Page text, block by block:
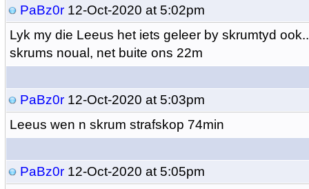
PaBz0r12-Oct-2020 at 5:02pm
Lyk my die Leeus het iets geleer by skrumtyd
skrums noual, net buite ons 22m
PaBz0r12-Oct-2020 at 5:03pm
Leeus wen n skrum strafskop 74min
PaBz0r12-Oct-2020 at 5:05pm